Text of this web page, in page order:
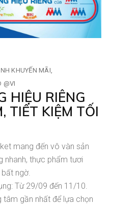
KHUYẾN MÃI
@VI
HIỆU RIÊNG
TIẾT KIỆM TỐI
mang đến vô vàn sản
nhanh, thực phẩm tươi
ngờ.
Từ 29/09 đến 11/10.
tâm gần nhất để lựa chọn